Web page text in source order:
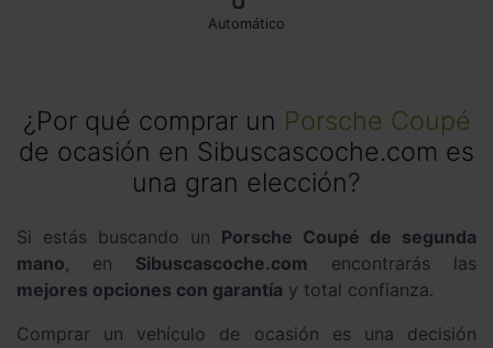
automático
¿Por qué comprar un Porsche Coupé
de ocasión en Sibuscascoche.com es
una gran elección?
Si estás buscando un Porsche Coupé de segunda
mano, en Sibuscascoche.com encontrarás las
mejores opciones con garantía y total confianza.
Comprar un vehículo de ocasión es una decisión